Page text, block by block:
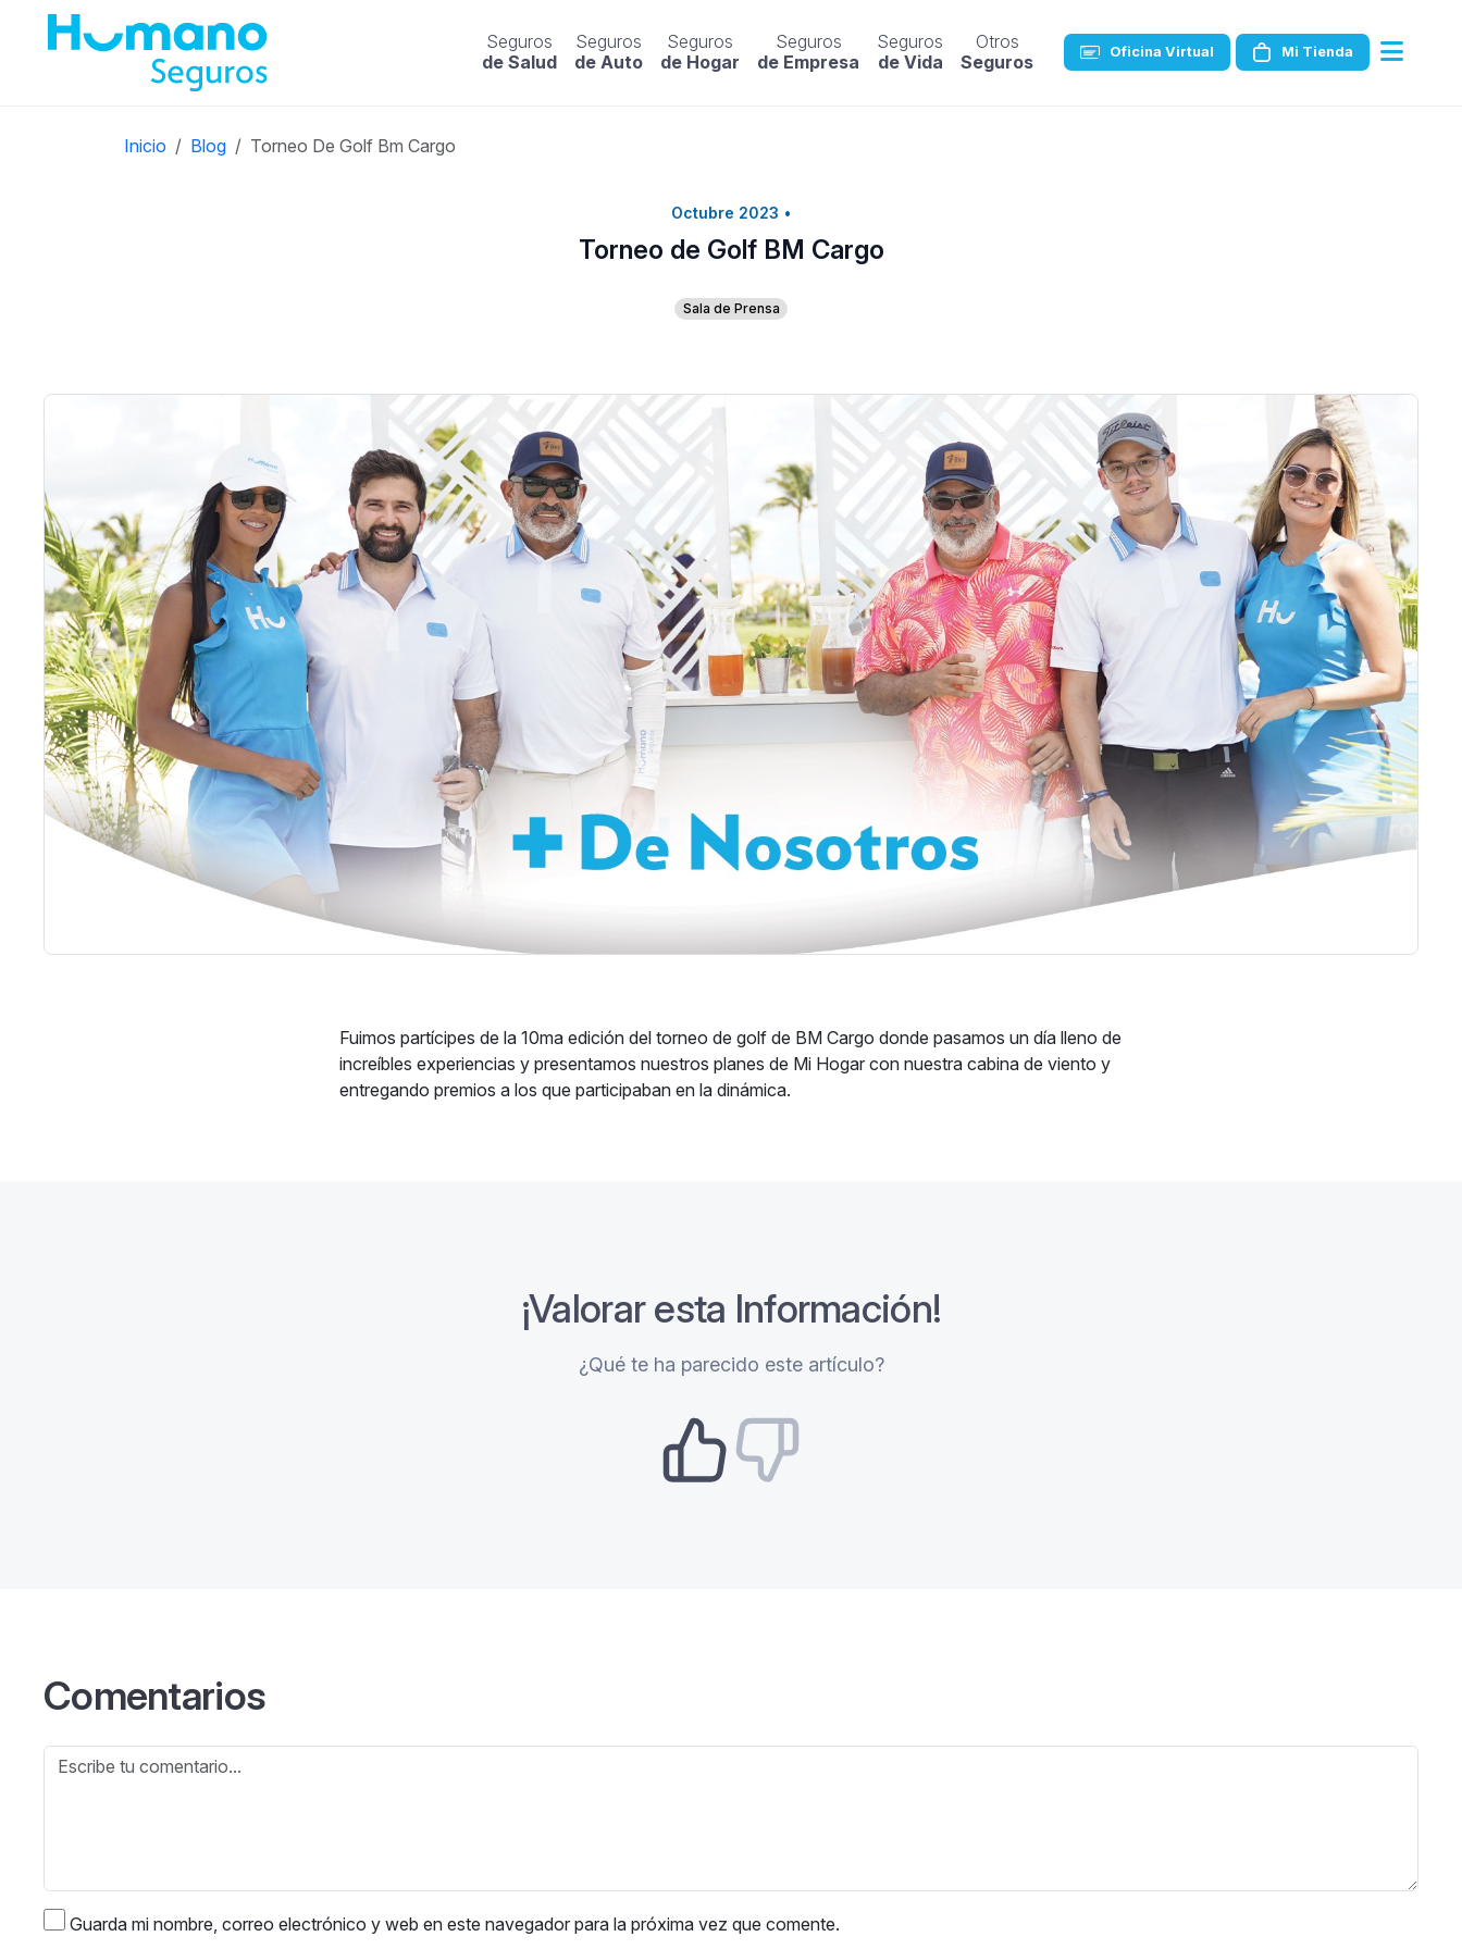
Seguros
de Salud
Seguros
de Auto
Seguros
de Hogar
Seguros
de Empresa
Seguros
de Vida
Otros
Seguros
Oficina Virtual Mi Tienda
Inicio Blog Torneo De Golf Bm Cargo
Octubre 2023 •
Torneo de Golf BM Cargo
Sala de Prensa
Fuimos partícipes de la 10ma edición del torneo de golf de BM Cargo donde pasamos un día lleno de
increíbles experiencias y presentamos nuestros planes de Mi Hogar con nuestra cabina de viento y
entregando premios a los que participaban en la dinámica.
¡Valorar esta Información!
¿Qué te ha parecido este artículo?
Comentarios
Guarda mi nombre, correo electrónico y web en este navegador para la próxima vez que comente.